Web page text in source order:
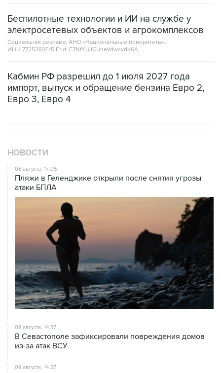
Беспилотные технологии и ИИ на службе у
электросетевых объектов и агрокомплексов
Социальная реклама, АНО «Национальные приоритеты».
ИНН 7725383515 Erid: F7NfYUJCUneVdwcydK6A
Кабмин РФ разрешил до 1 июля 2027 года
импорт, выпуск и обращение бензина Евро 2,
Евро 3, Евро 4
НОВОСТИ
08 августа, 17:05
Пляжи в Геленджике открыли после снятия угрозы
атаки БПЛА
08 августа, 14:37
В Севастополе зафиксировали повреждения домов
из-за атак ВСУ
08 августа, 14:27